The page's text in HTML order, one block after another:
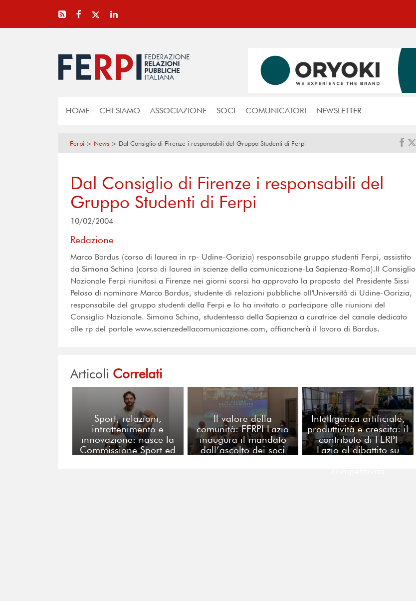
HOME CHI SIAMO ASSOCIAZIONE SOCI COMUNICATORI NEWSLETTER
Ferpi > News > Dal Consiglio di Firenze i responsabili del Gruppo Studenti di Ferpi
Dal Consiglio di Firenze i responsabili del
Gruppo Studenti di Ferpi
10/02/2004
Redazione
Marco Bardus (corso di laurea in rp- Udine-Gorizia) responsabile gruppo studenti Ferpi, assistito
da Simona Schina (corso di laurea in scienze della comunicazione-La Sapienza-Roma).Il Consiglio
Nazionale Ferpi riunitosi a Firenze nei giorni scorsi ha approvato la proposta del Presidente Sissi
Peloso di nominare Marco Bardus, studente di relazioni pubbliche all'Università di Udine-Gorizia,
responsabile del gruppo studenti della Ferpi e lo ha invitato a partecipare alle riunioni del
Consiglio Nazionale. Simona Schina, studentessa della Sapienza a curatrice del canale dedicato
alle rp del portale www.scienzedellacomunicazione.com, affiancherà il lavoro di Bardus.
Articoli Correlati
Sport, relazioni,
intrattenimento e
innovazione: nasce la
Commissione Sport ed
Il valore della
comunità: FERPI Lazio
inaugura il mandato
dall’ascolto dei soci
Intelligenza artificiale,
produttività e crescita: il
contributo di FERPI
Lazio al dibattito su